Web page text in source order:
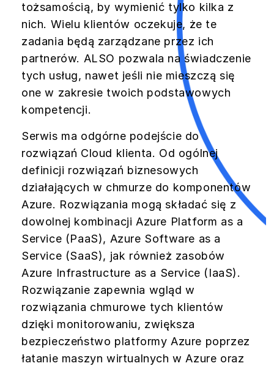
tożsamością, by wymienić tylko kilka z
nich. Wielu klientów oczekuje, że te
zadania będą zarządzane przez ich
partnerów. ALSO pozwala na świadczenie
tych usług, nawet jeśli nie mieszczą się
one w zakresie twoich podstawowych
kompetencji.
Serwis ma odgórne podejście do
rozwiązań Cloud klienta. Od ogólnej
definicji rozwiązań biznesowych
działających w chmurze do komponentów
Azure. Rozwiązania mogą składać się z
dowolnej kombinacji Azure Platform as a
Service (PaaS), Azure Software as a
Service (SaaS), jak również zasobów
Azure Infrastructure as a Service (IaaS).
Rozwiązanie zapewnia wgląd w
rozwiązania chmurowe tych klientów
dzięki monitorowaniu, zwiększa
bezpieczeństwo platformy Azure poprzez
łatanie maszyn wirtualnych w Azure oraz